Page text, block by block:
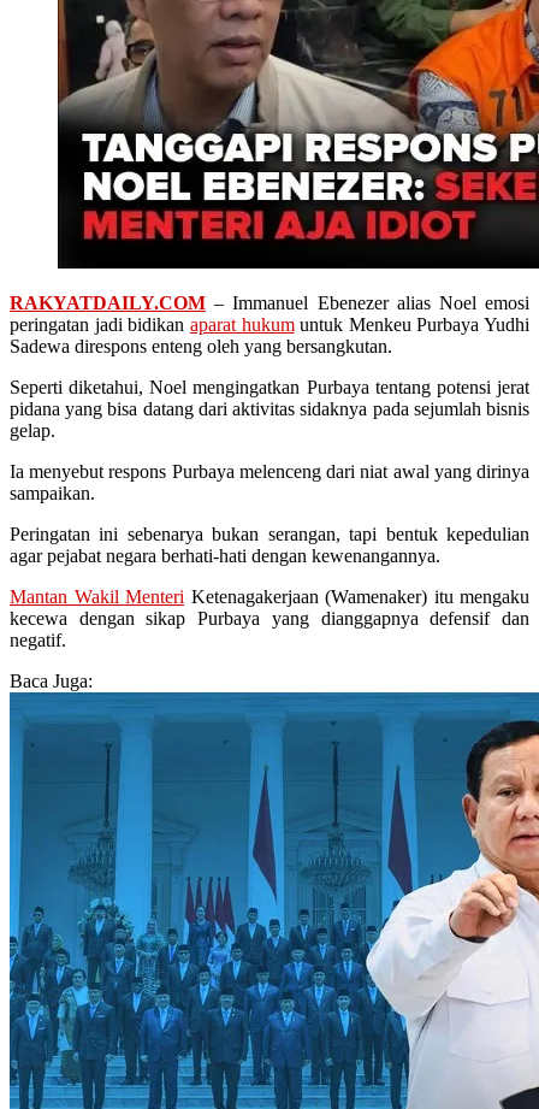
RAKYATDAILY.COM – Immanuel Ebenezer alias Noel emosi
peringatan jadi bidikan aparat hukumuntuk Menkeu Purbaya Yudhi
Sadewa direspons enteng oleh yang bersangkutan.
Seperti diketahui, Noel mengingatkan Purbaya tentang potensi jerat
pidana yang bisa datang dari aktivitas sidaknya pada sejumlah bisnis
gelap.
Ia menyebut respons Purbaya melenceng dari niat awal yang dirinya
sampaikan.
Peringatan ini sebenarya bukan serangan, tapi bentuk kepedulian
agar pejabat negara berhati-hati dengan kewenangannya.
Mantan Wakil Menteri Ketenagakerjaan (Wamenaker) itu mengaku
kecewa dengan sikap Purbaya yang dianggapnya defensif dan
negatif.
Baca Juga: